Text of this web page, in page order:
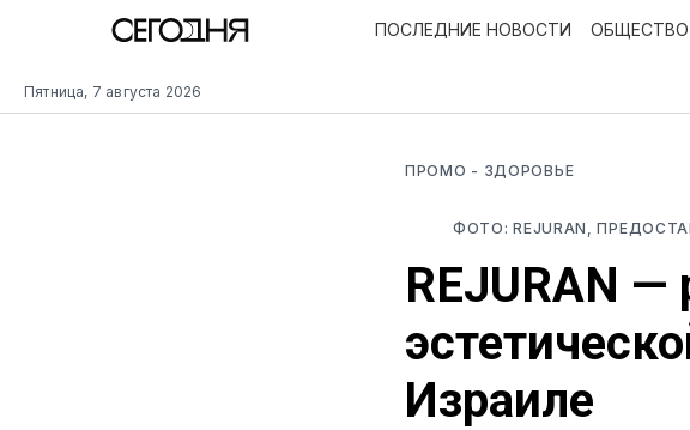
Пятница, 7 августа 2026
ПОСЛЕДНИЕ НОВОСТИ ОБЩЕСТВО
ПРОМО - ЗДОРОВЬЕ
ФОТО: REJURAN,
REJURAN
Израиле